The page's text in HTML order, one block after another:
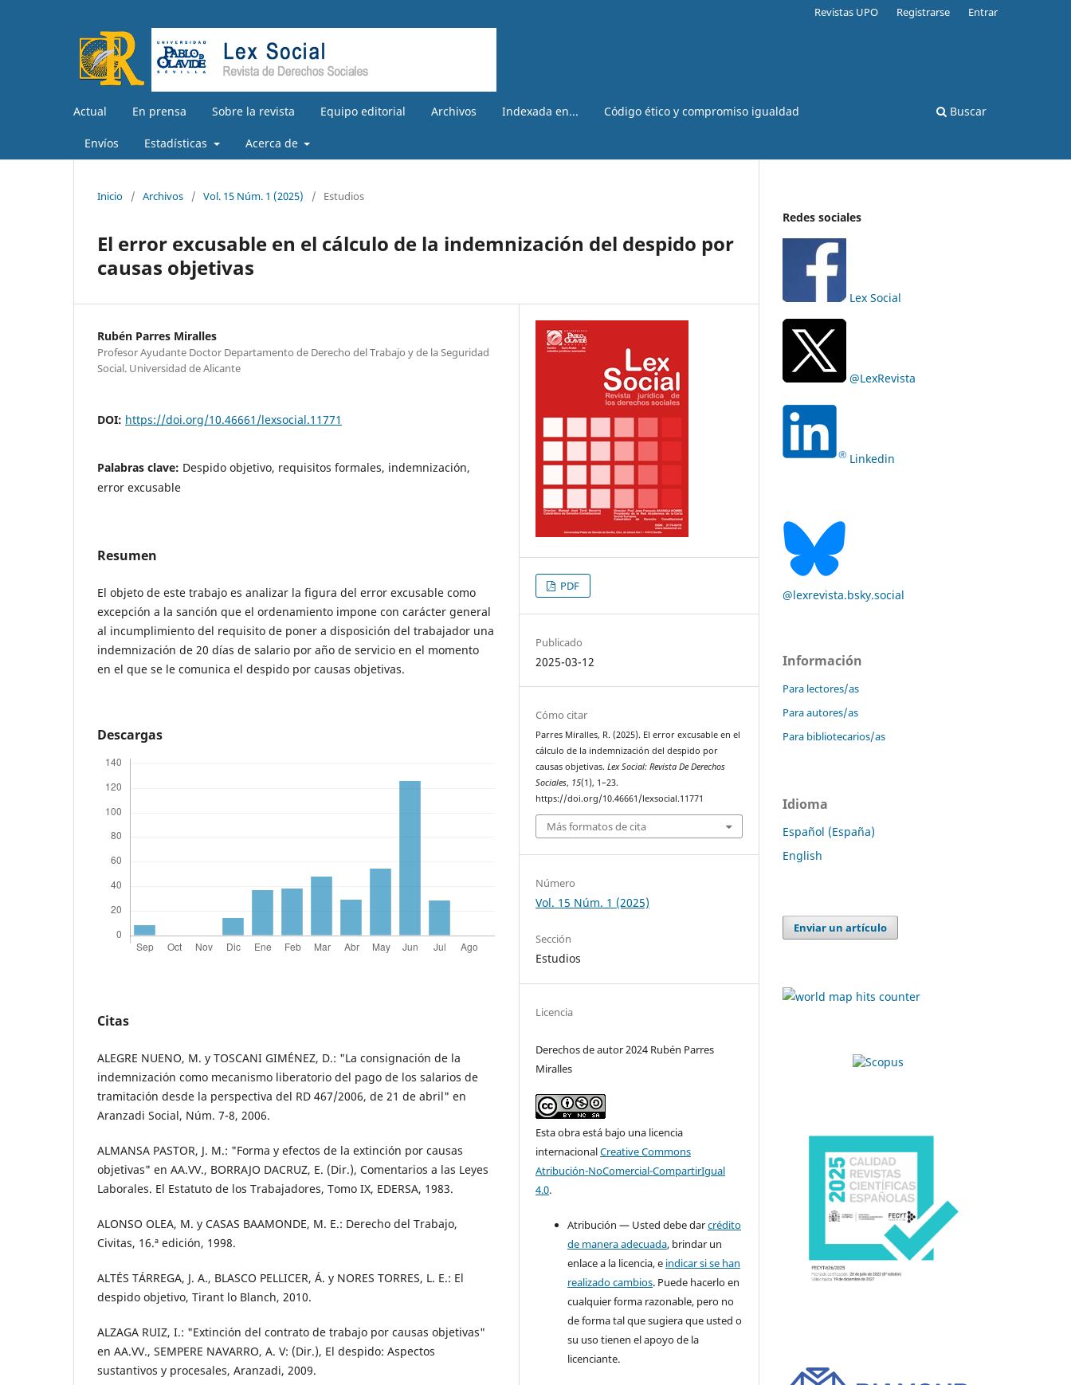
Actual En prensa Sobre la revista Equipo editorial Archivos Indexada en... Código ético y compromiso igualdad
Envíos Estadísticas Acerca de
Buscar
Revistas UPO Registrarse Entrar
Inicio / Archivos / Vol. 15 Núm. 1 (2025) / Estudios
El error excusable en el cálculo de la indemnización del despido por
causas objetivas
Rubén Parres Miralles
Profesor Ayudante Doctor Departamento de Derecho del Trabajo y de la Seguridad
Social. Universidad de Alicante
DOI: https://doi.org/10.46661/lexsocial.11771
Palabras clave: Despido objetivo, requisitos formales, indemnización,
error excusable
Resumen
El objeto de este trabajo es analizar la figura del error excusable como
excepción a la sanción que el ordenamiento impone con carácter general
al incumplimiento del requisito de poner a disposición del trabajador una
indemnización de 20 días de salario por año de servicio en el momento
en el que se le comunica el despido por causas objetivas.
Descargas
Citas
ALEGRE NUENO, M. y TOSCANI GIMÉNEZ, D.: "La consignación de la
indemnización como mecanismo liberatorio del pago de los salarios de
tramitación desde la perspectiva del RD 467/2006, de 21 de abril" en
Aranzadi Social, Núm. 7-8, 2006.
ALMANSA PASTOR, J. M.: "Forma y efectos de la extinción por causas
objetivas" en AA.VV., BORRAJO DACRUZ, E. (Dir.), Comentarios a las Leyes
Laborales. El Estatuto de los Trabajadores, Tomo IX, EDERSA, 1983.
ALONSO OLEA, M. y CASAS BAAMONDE, M. E.: Derecho del Trabajo,
Civitas, 16.ª edición, 1998.
ALTÉS TÁRREGA, J. A., BLASCO PELLICER, Á. y NORES TORRES, L. E.: El
despido objetivo, Tirant lo Blanch, 2010.
ALZAGA RUIZ, I.: "Extinción del contrato de trabajo por causas objetivas"
en AA.VV., SEMPERE NAVARRO, A. V: (Dir.), El despido: Aspectos
sustantivos y procesales, Aranzadi, 2009.
PDF
Publicado
2025-03-12
Cómo citar
Parres Miralles, R. (2025). El error excusable en el
cálculo de la indemnización del despido por
causas objetivas.Lex Social: Revista De Derechos
Sociales, 15(1), 1–23.
https://doi.org/10.46661/lexsocial.11771
Más formatos de cita
Número
Vol. 15 Núm. 1 (2025)
Sección
Estudios
Licencia
Derechos de autor 2024 Rubén Parres
Miralles
Esta obra está bajo una licencia
internacionalCreative Commons
Atribución-NoComercial-CompartirIgual
4.0.
Atribución — Usted debe darcrédito
de manera adecuada, brindar un
enlace a la licencia, e indicar si se han
realizado cambios. Puede hacerlo en
cualquier forma razonable, pero no
de forma tal que sugiera que usted o
su uso tienen el apoyo de la
licenciante.
Redes sociales
Lex Social
@LexRevista
Linkedin
@lexrevista.bsky.social
Información
Para lectores/as
Para autores/as
Para bibliotecarios/as
Idioma
Español (España)
English
Enviar un artículo